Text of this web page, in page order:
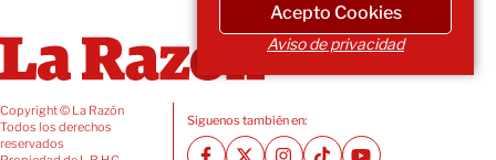
Copyright © La Razón
Todos los derechos
reservados
Siguenos también en:
Acepto Cookies
Aviso de privacidad